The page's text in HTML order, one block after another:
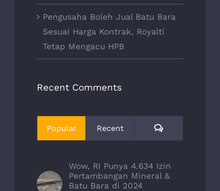
Pengusaha Boleh Jual Batu Bara
Sesuai Harga Kontrak, Royalti
Tetap Mengacu HPB
Recent Comments
Popular Recent Comments
Wow, RI Punya 4.634 Izin
Pertambangan Mineral &
Batu Bara di 2024